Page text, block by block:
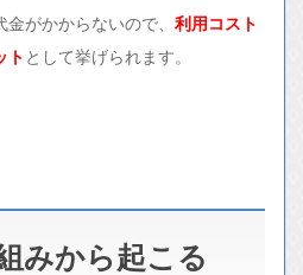
がかからないので、 利用コスト
ト として挙げられます。
みから起こる